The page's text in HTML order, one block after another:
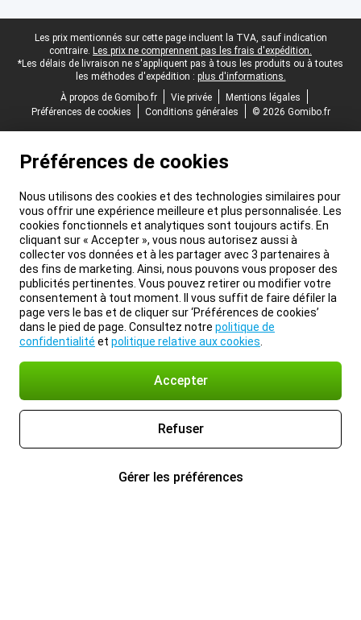
Pied-de-page légal
Les prix mentionnés sur cette page incluent la TVA, sauf indication
contraire. Les prix ne comprennent pas les frais d'expédition.
*Les délais de livraison ne s'appliquent pas à tous les produits ou à toutes
les méthodes d'expédition : plus d'informations.
À propos de Gomibo.fr
Vie privée
Mentions légales
Préférences de cookies
Conditions générales © 2026 Gomibo.fr
Préférences de cookies
Nous utilisons des cookies et des technologies similaires pour
vous offrir une expérience meilleure et plus personnalisée. Les
cookies fonctionnels et analytiques sont toujours actifs. En
cliquant sur « Accepter », vous nous autorisez aussi à
collecter vos données et à les partager avec 3 partenaires à
des fins de marketing. Ainsi, nous pouvons vous proposer des
publicités pertinentes. Vous pouvez retirer ou modifier votre
consentement à tout moment. Il vous suffit de faire défiler la
page vers le bas et de cliquer sur ‘Préférences de cookies’
dans le pied de page. Consultez notre politique de
confidentialité et politique relative aux cookies
Accepter
Refuser
Gérer les préférences